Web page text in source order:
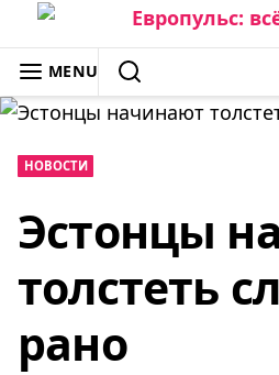
Skip
to
content
ЕВРОПУЛЬС: ВСЁ О
MENU
SEARCH
НОВОСТИ
Эстонцы
толстеть
рано